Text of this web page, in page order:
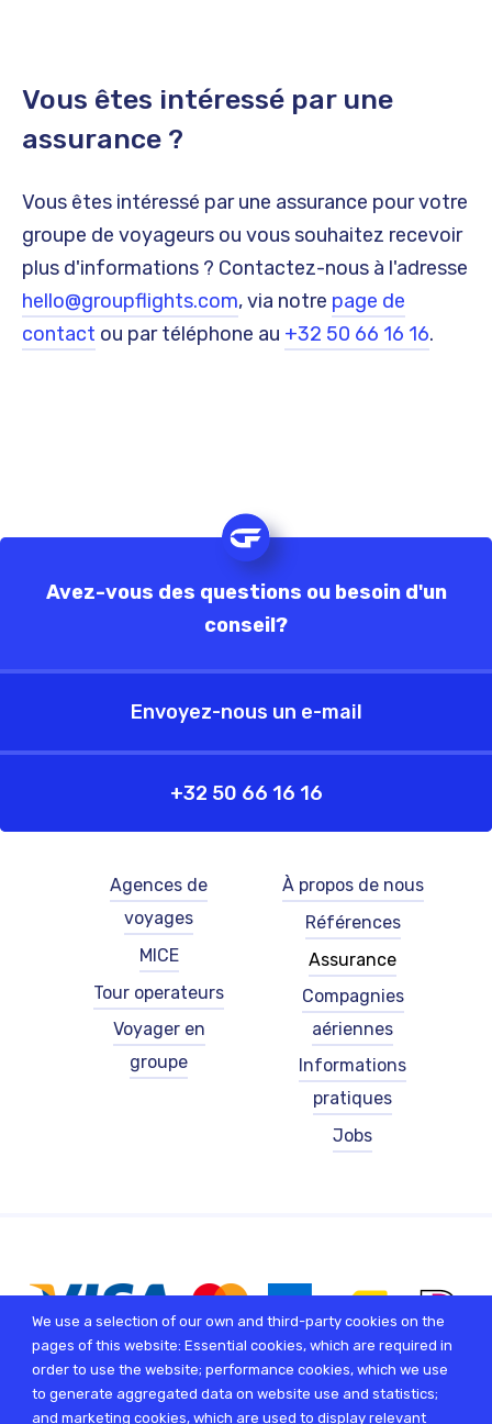
We use a selection of our own and third-party cookies on the
pages of this website: Essential cookies, which are required in
order to use the website; performance cookies, which we use
to generate aggregated data on website use and statistics;
and marketing cookies, which are used to display relevant
Vous êtes intéressé par une
assurance ?
Vous êtes intéressé par une assurance pour votre
groupe de voyageurs ou vous souhaitez recevoir
plus d'informations ? Contactez-nous à l'adresse
hello@groupflights.com, via notre page de
contact ou par téléphone au +32 50 66 16 16.
Footer
(België)
Agences de
voyages
MICE
Tour operateurs
Voyager en
groupe
Avez-vous des questions ou besoin d'un
conseil?
Envoyez-nous un e-mail
+32 50 66 16 16
Footer
French
(België)
À propos de nous
Références
Assurance
Compagnies
aériennes
Informations
pratiques
Jobs